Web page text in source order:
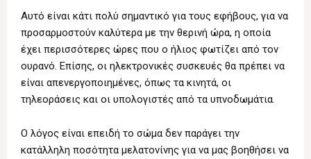
Αυτό είναι κάτι πολύ σημαντικό για τους εφήβους, για να
προσαρμοστούν καλύτερα με την θερινή ώρα, η οποία
έχει περισσότερες ώρες που ο ήλιος φωτίζει από τον
ουρανό. Επίσης, οι ηλεκτρονικές συσκευές θα πρέπει να
είναι απενεργοποιημένες, όπως τα κινητά, οι
τηλεοράσεις και οι υπολογιστές από τα υπνοδωμάτια.
Ο λόγος είναι επειδή το σώμα δεν παράγει την
κατάλληλη ποσότητα μελατονίνης για να μας βοηθήσει να